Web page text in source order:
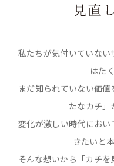
私たちが気付いていな
はた
まだ知られていない価
たなカチ」
変化が激しい時代にお
きたいと
そんな想いから「カチ